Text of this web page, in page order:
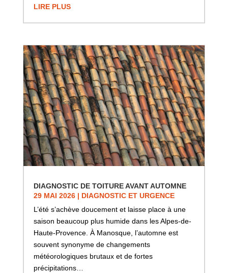
LIRE PLUS
DIAGNOSTIC DE TOITURE AVANT AUTOMNE
29 MAI 2026| DIAGNOSTIC ET URGENCE
L’été s’achève doucement et laisse place à une
saison beaucoup plus humide dans les Alpes-de-
Haute-Provence. À Manosque, l’automne est
souvent synonyme de changements
météorologiques brutaux et de fortes
précipitations…